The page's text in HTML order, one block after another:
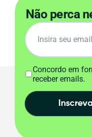
Não perca
Concordo em
receber emails.